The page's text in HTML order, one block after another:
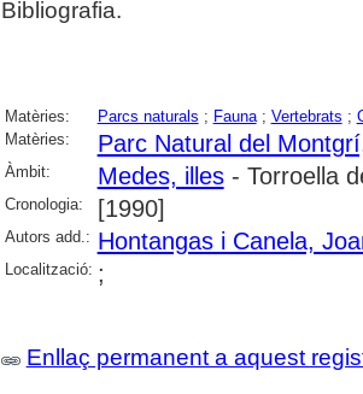
Bibliografia.
Matèries: Parcs naturals ; Fauna; Vertebrats ;
Matèries:
Parc Natural del
Àmbit: Medes, illes- Torroella
Cronologia: [1990]
Autors add.: Hontangas i Canela,
Localització: ;
Enllaç permanent a aquest